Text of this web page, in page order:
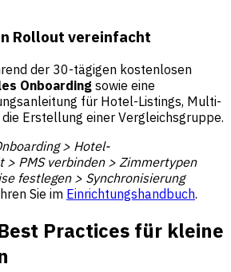
Rollout vereinfacht
der 30-tägigen kostenlosen
Onboarding sowie eine
für Hotel-Listings, Multi-
Erstellung einer Vergleichsgruppe.
> Hotel-
> PMS verbinden > Zimmertypen
festlegen > Synchronisierung
Sie im Einrichtungshandbuch.
Practices für kleine